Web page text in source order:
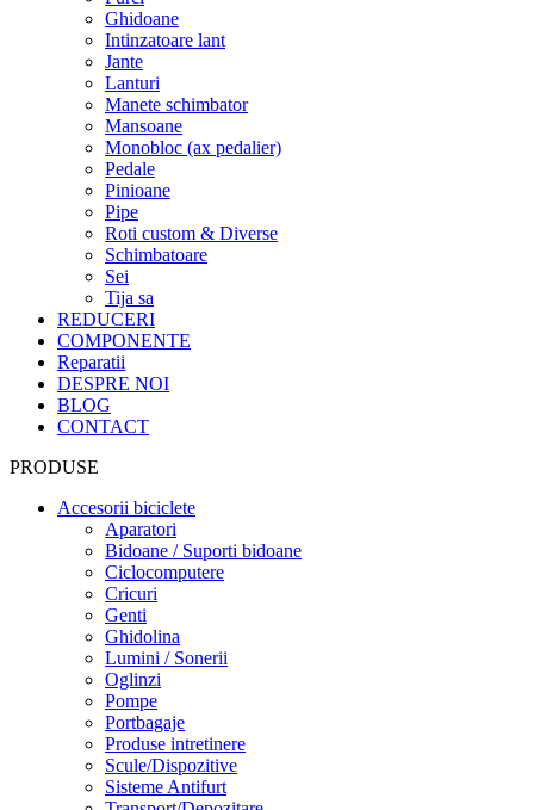
Ghidoane
Intinzatoare lant
Jante
Lanturi
Manete schimbator
Mansoane
Monobloc (ax pedalier)
Pedale
Pinioane
Pipe
Roti custom & Diverse
Schimbatoare
Sei
Tija sa
REDUCERI
COMPONENTE
Reparatii
DESPRE NOI
BLOG
CONTACT
PRODUSE
Accesorii biciclete
Aparatori
Bidoane / Suporti bidoane
Ciclocomputere
Cricuri
Genti
Ghidolina
Lumini / Sonerii
Oglinzi
Pompe
Portbagaje
Produse intretinere
Scule/Dispozitive
Sisteme Antifurt